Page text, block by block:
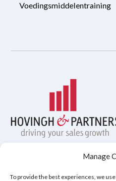
Manage
To provide the best experiences, we
Voedingsmiddelentraining
Privacybeleid Disclaimer